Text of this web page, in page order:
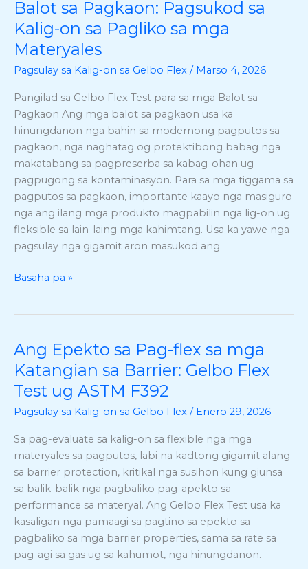
Balot sa Pagkaon: Pagsukod sa
Kalig-on sa Pagliko sa mga
Materyales
Pagsulay sa Kalig-on sa Gelbo Flex / Marso 4, 2026
Pangilad sa Gelbo Flex Test para sa mga Balot sa
Pagkaon Ang mga balot sa pagkaon usa ka
hinungdanon nga bahin sa modernong pagputos sa
pagkaon, nga naghatag og protektibong babag nga
makatabang sa pagpreserba sa kabag-ohan ug
pagpugong sa kontaminasyon. Para sa mga tiggama sa
pagputos sa pagkaon, importante kaayo nga masiguro
nga ang ilang mga produkto magpabilin nga lig-on ug
fleksible sa lain-laing mga kahimtang. Usa ka yawe nga
pagsulay nga gigamit aron masukod ang
Gelbo
Flex
sa
mga
sa
Pagkaon:
Pagsukod
sa
Kalig-
on
sa
Pagliko
sa
mga
Basaha pa »
Ang Epekto sa Pag-flex sa mga
Katangian sa Barrier: Gelbo Flex
Test ug ASTM F392
Pagsulay sa Kalig-on sa Gelbo Flex / Enero 29, 2026
Sa pag-evaluate sa kalig-on sa flexible nga mga
materyales sa pagputos, labi na kadtong gigamit alang
sa barrier protection, kritikal nga susihon kung giunsa
sa balik-balik nga pagbaliko pag-apekto sa
performance sa materyal. Ang Gelbo Flex Test usa ka
kasaligan nga pamaagi sa pagtino sa epekto sa
pagbaliko sa mga barrier properties, sama sa rate sa
pag-agi sa gas ug sa kahumot, nga hinungdanon.
Ang
Epekto
sa
Pag-
flex
mga
Katangian
sa
Barrier:
Gelbo
Flex
Test
ug